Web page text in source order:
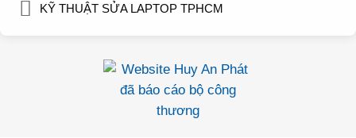
KỸ THUẬT SỬA LAPTOP TPHCM